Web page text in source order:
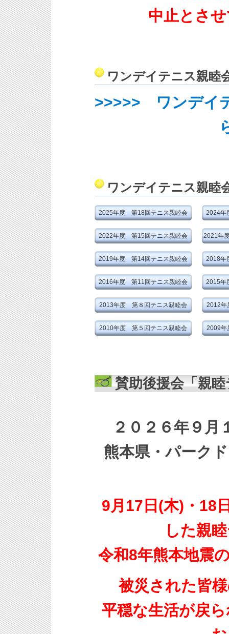
中止とさ
ワンデイテニス親
>>>>> ワンデイ
ワンデイテニス親
2025年度 第18回テニス親睦会 2024年
2022年度 第15回テニス親睦会 2021年
2019年度 第14回テニス親睦会 2018年
2016年度 第11回テニス親睦会 2015年
2013年度 第８回テニス親睦会 2012年
2010年度 第５回テニス親睦会 2009年
賛助後援会「親
２０２６年９月
熊本県・パーク
9月17日(木)・18
した親
令和8年熊本地震
被災された皆
平穏な生活が戻